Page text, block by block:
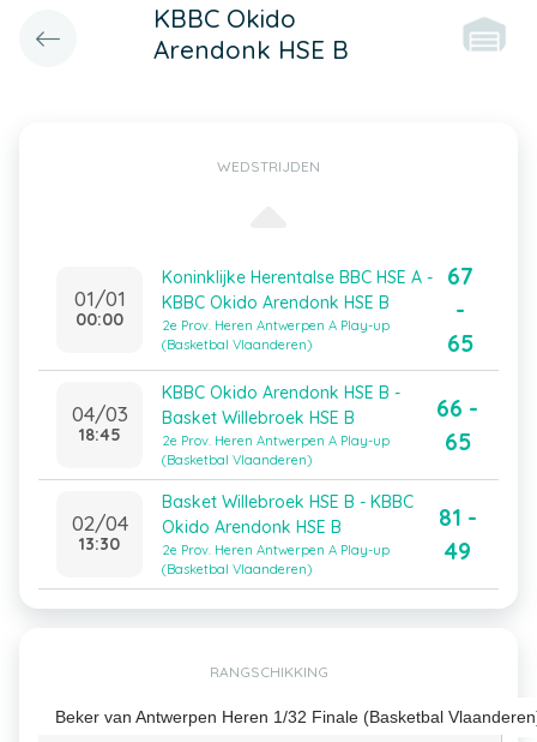
KBBC Okido
Arendonk HSE B
WEDSTRIJDEN
01/01
00:00
Koninklijke Herentalse BBC HSE A -
KBBC Okido Arendonk HSE B
2e Prov. Heren Antwerpen A Play-up
(Basketbal Vlaanderen)
67
-
65
04/03
18:45
KBBC Okido Arendonk HSE B -
Basket Willebroek HSE B
2e Prov. Heren Antwerpen A Play-up
(Basketbal Vlaanderen)
66 -
65
02/04
13:30
Basket Willebroek HSE B - KBBC
Okido Arendonk HSE B
2e Prov. Heren Antwerpen A Play-up
(Basketbal Vlaanderen)
81 -
49
RANGSCHIKKING
Beker van Antwerpen Heren 1/32 Finale (Basketbal